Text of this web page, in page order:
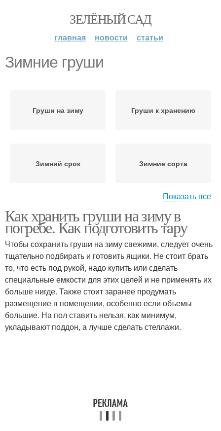
ЗЕЛЁНЫЙ САД
главная новости статьи
Зимние груши
Груши на зиму Груши к хранению
Зимний срок Зимние сорта
Варение из груш Варения из груши
Варения из целых груш
Груши в собственном
соку
Заготовки из груш Груши по минералам
Показать все
Как хранить груши на зиму в
погребе. Как подготовить тару
Чтобы сохранить груши на зиму свежими, следует очень
тщательно подбирать и готовить ящики. Не стоит брать
то, что есть под рукой, надо купить или сделать
специальные емкости для этих целей и не применять их
больше нигде. Также стоит заранее продумать
размещение в помещении, особенно если объемы
большие. На пол ставить нельзя, как минимум,
укладывают поддон, а лучше сделать стеллажи.